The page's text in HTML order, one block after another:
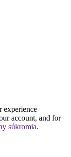
experience
account, and for
súkromia.